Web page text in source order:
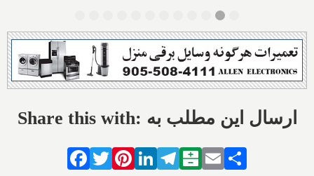
Share this with: ارسال این مطلب به
Facebook
TwitterPinterestLinkedIn
Telegram
Balatarin
Email